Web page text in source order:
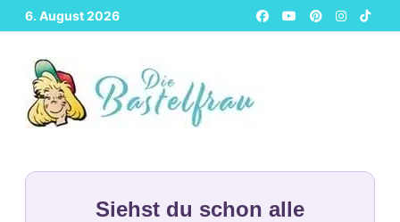
Zurück
zum
Inhalt
6. August 2026
Siehst du schon alle